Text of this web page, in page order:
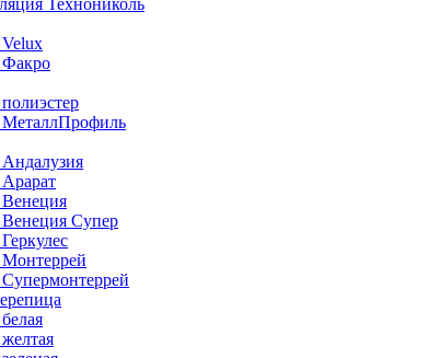
Технониколь
МеталлПрофиль
Супер